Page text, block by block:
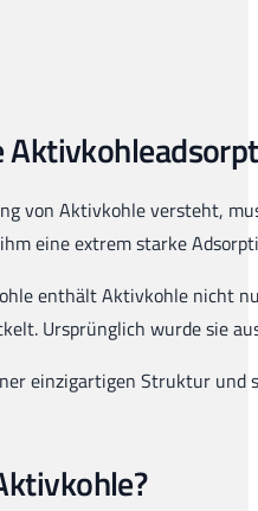
von Aktivkohle versteht,
eine extrem starke
enthält Aktivkohle nicht
Ursprünglich wurde sie
einzigartigen Struktur